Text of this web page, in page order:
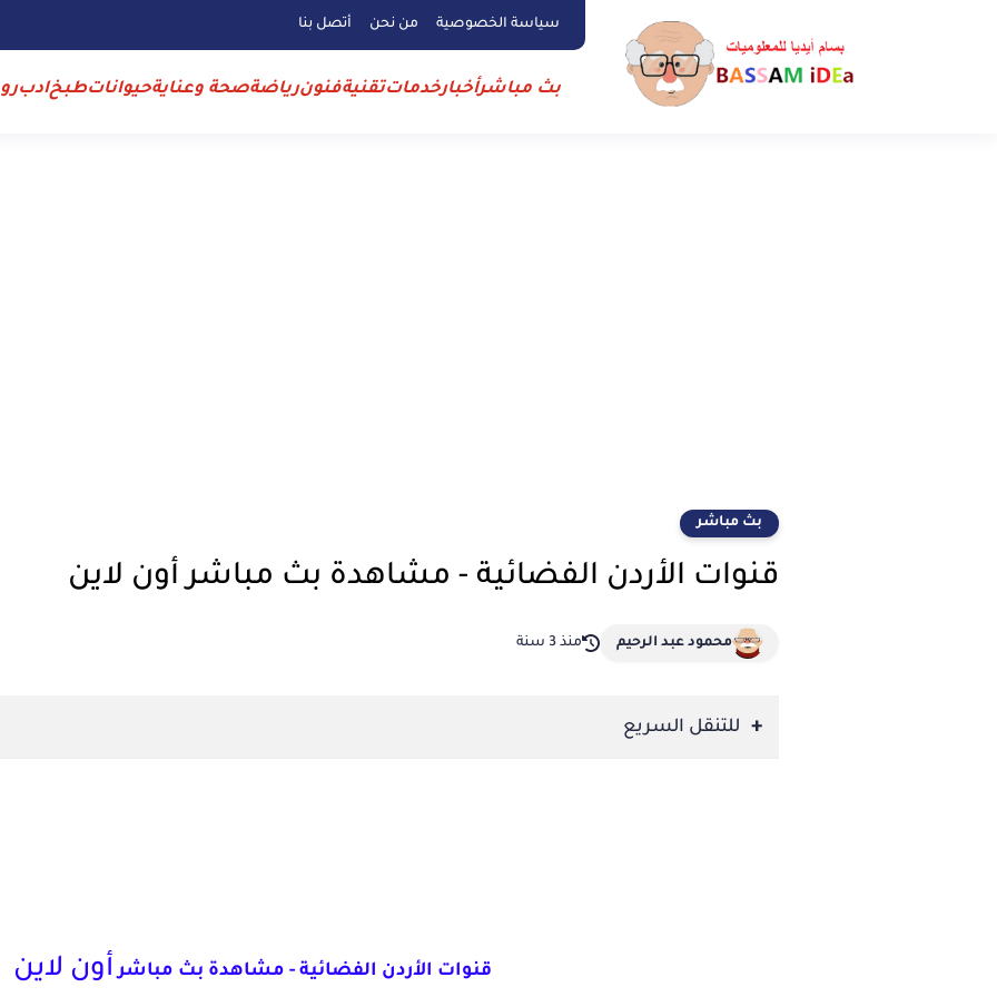
سياسة الخصوصية من نحن أتصل بنا
بث مباشرأخبارخدماتتقنيةفنونرياضةصحة وعنايةحيواناتطبخادب
بث مباشر
قنوات الأردن الفضائية - مشاهدة بث مباشر أون لاين
محمود عبد الرحيم منذ 3 سنة
للتنقل السريع
قنوات الأردن الفضائية - مشاهدة بث مباشر أون لاين